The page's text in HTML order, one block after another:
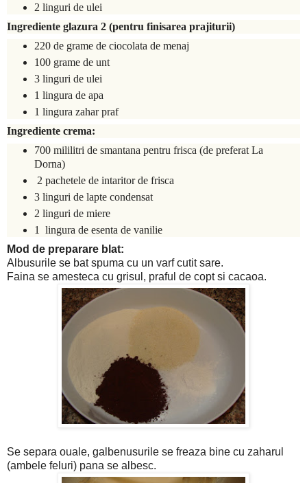
2 linguri de ulei
Ingrediente glazura 2 (pentru finisarea prajiturii)
220 de grame de ciocolata de menaj
100 grame de unt
3 linguri de ulei
1 lingura de apa
1 lingura zahar praf
Ingrediente crema:
700 mililitri de smantana pentru frisca (de preferat La
Dorna)
2 pachetele de intaritor de frisca
3 linguri de lapte condensat
2 linguri de miere
1 lingura de esenta de vanilie
Mod de preparare blat:
Albusurile se bat spuma cu un varf cutit sare.
Faina se amesteca cu grisul, praful de copt si cacaoa.
Se separa ouale, galbenusurile se freaza bine cu zaharul
(ambele feluri) pana se albesc.